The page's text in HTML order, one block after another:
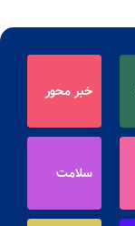
خبر محور
سلامت